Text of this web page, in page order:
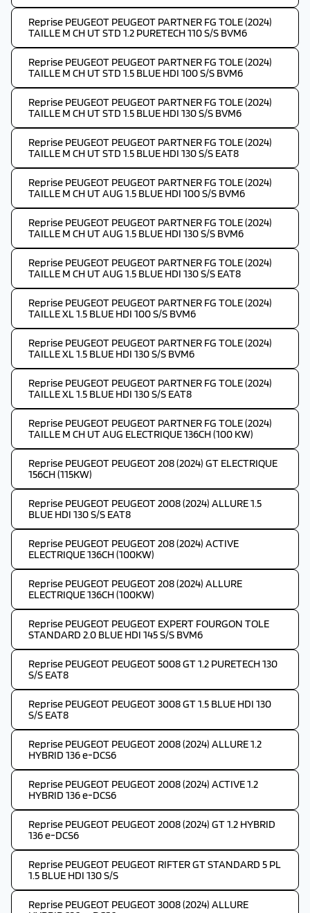
Reprise PEUGEOT PEUGEOT PARTNER FG TOLE (2024)
TAILLE M CH UT STD 1.2 PURETECH 110 S/S BVM6
Reprise PEUGEOT PEUGEOT PARTNER FG TOLE (2024)
TAILLE M CH UT STD 1.5 BLUE HDI 100 S/S BVM6
Reprise PEUGEOT PEUGEOT PARTNER FG TOLE (2024)
TAILLE M CH UT STD 1.5 BLUE HDI 130 S/S BVM6
Reprise PEUGEOT PEUGEOT PARTNER FG TOLE (2024)
TAILLE M CH UT STD 1.5 BLUE HDI 130 S/S EAT8
Reprise PEUGEOT PEUGEOT PARTNER FG TOLE (2024)
TAILLE M CH UT AUG 1.5 BLUE HDI 100 S/S BVM6
Reprise PEUGEOT PEUGEOT PARTNER FG TOLE (2024)
TAILLE M CH UT AUG 1.5 BLUE HDI 130 S/S BVM6
Reprise PEUGEOT PEUGEOT PARTNER FG TOLE (2024)
TAILLE M CH UT AUG 1.5 BLUE HDI 130 S/S EAT8
Reprise PEUGEOT PEUGEOT PARTNER FG TOLE (2024)
TAILLE XL 1.5 BLUE HDI 100 S/S BVM6
Reprise PEUGEOT PEUGEOT PARTNER FG TOLE (2024)
TAILLE XL 1.5 BLUE HDI 130 S/S BVM6
Reprise PEUGEOT PEUGEOT PARTNER FG TOLE (2024)
TAILLE XL 1.5 BLUE HDI 130 S/S EAT8
Reprise PEUGEOT PEUGEOT PARTNER FG TOLE (2024)
TAILLE M CH UT AUG ELECTRIQUE 136CH (100 KW)
Reprise PEUGEOT PEUGEOT 208 (2024) GT ELECTRIQUE
156CH (115KW)
Reprise PEUGEOT PEUGEOT 2008 (2024) ALLURE 1.5
BLUE HDI 130 S/S EAT8
Reprise PEUGEOT PEUGEOT 208 (2024) ACTIVE
ELECTRIQUE 136CH (100KW)
Reprise PEUGEOT PEUGEOT 208 (2024) ALLURE
ELECTRIQUE 136CH (100KW)
Reprise PEUGEOT PEUGEOT EXPERT FOURGON TOLE
STANDARD 2.0 BLUE HDI 145 S/S BVM6
Reprise PEUGEOT PEUGEOT 5008 GT 1.2 PURETECH 130
S/S EAT8
Reprise PEUGEOT PEUGEOT 3008 GT 1.5 BLUE HDI 130
S/S EAT8
Reprise PEUGEOT PEUGEOT 2008 (2024) ALLURE 1.2
HYBRID 136 e-DCS6
Reprise PEUGEOT PEUGEOT 2008 (2024) ACTIVE 1.2
HYBRID 136 e-DCS6
Reprise PEUGEOT PEUGEOT 2008 (2024) GT 1.2 HYBRID
136 e-DCS6
Reprise PEUGEOT PEUGEOT RIFTER GT STANDARD 5 PL
1.5 BLUE HDI 130 S/S
Reprise PEUGEOT PEUGEOT 3008 (2024) ALLURE